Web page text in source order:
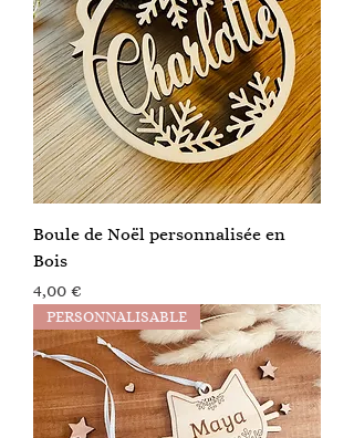
Boule de Noël personnalisée en
Bois
Prix
4,00 €
PERSONNALISABLE